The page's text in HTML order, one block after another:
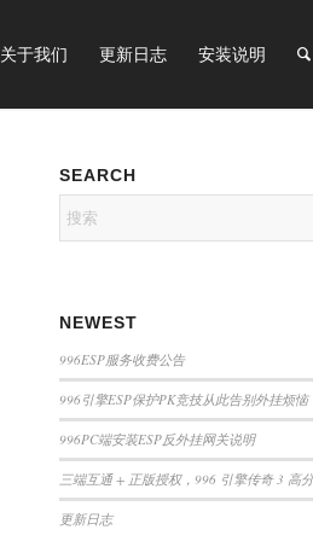
关于我们 更新日志 安装说明
SEARCH
NEWEST
996ESP服务收费公告
996引擎ESP保护PK竞技从此告别外挂烦恼
996PC端安装ESP反外挂网关说明
三端互通 + 正版授权，996 引擎传奇 3 高
更新日志